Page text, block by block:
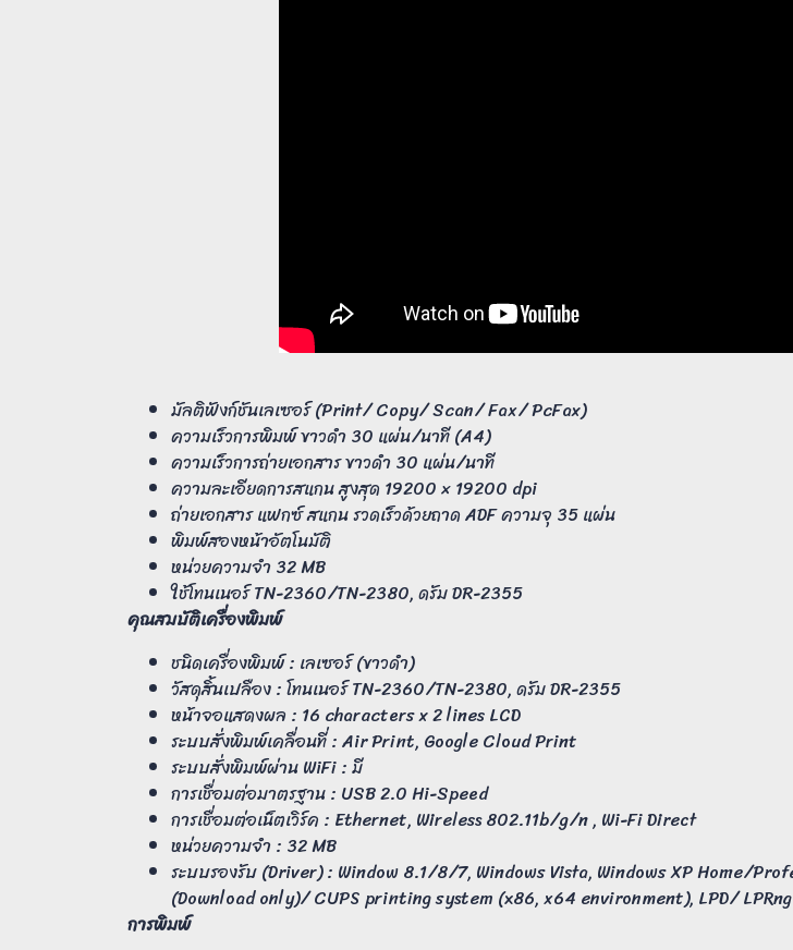
มัลติฟังก์ชันเลเซอร์ (Print/ Copy/ Scan/ Fax/ PcFax)
ความเร็วการพิมพ์ ขาวดำ 30 แผ่น/นาที (A4)
ความเร็วการถ่ายเอกสาร ขาวดำ 30 แผ่น/นาที
ความละเอียดการสแกน สูงสุด 19200 × 19200 dpi
ถ่ายเอกสาร แฟกซ์ สแกน รวดเร็วด้วยถาด ADF ความจุ 35 แผ่น
พิมพ์สองหน้าอัตโนมัติ
หน่วยความจำ 32 MB
ใช้โทนเนอร์ TN-2360/TN-2380, ดรัม DR-2355
คุณสมบัติเครื่องพิมพ์
ชนิดเครื่องพิมพ์ : เลเซอร์ (ขาวดำ)
วัสดุสิ้นเปลือง : โทนเนอร์ TN-2360/TN-2380, ดรัม DR-2355
หน้าจอแสดงผล : 16 characters x 2 lines LCD
ระบบสั่งพิมพ์เคลื่อนที่ : Air Print, Google Cloud Print
ระบบสั่งพิมพ์ผ่าน WiFi : มี
การเชื่อมต่อมาตรฐาน : USB 2.0 Hi-Speed
การเชื่อมต่อเน็ตเวิร์ค : Ethernet, Wireless 802.11b/g/n , Wi-Fi Direct
หน่วยความจำ : 32 MB
ระบบรองรับ (Driver) : Window 8.1/8/7, Windows Vista, Windows XP Home/
(Download only)/ CUPS printing system (x86, x64 environment), LPD/
การพิมพ์